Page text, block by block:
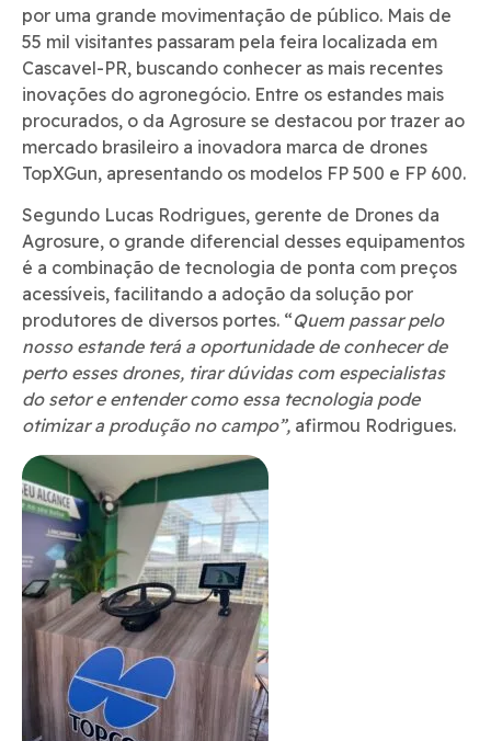
por uma grande movimentação de público. Mais de
55 mil visitantes passaram pela feira localizada em
Cascavel-PR, buscando conhecer as mais recentes
inovações do agronegócio. Entre os estandes mais
procurados, o da Agrosure se destacou por trazer ao
mercado brasileiro a inovadora marca de drones
TopXGun, apresentando os modelos FP 500 e FP 600.
Segundo Lucas Rodrigues, gerente de Drones da
Agrosure, o grande diferencial desses equipamentos
é a combinação de tecnologia de ponta com preços
acessíveis, facilitando a adoção da solução por
produtores de diversos portes. “Quem passar pelo
nosso estande terá a oportunidade de conhecer de
perto esses drones, tirar dúvidas com especialistas
do setor e entender como essa tecnologia pode
otimizar a produção no campo”, afirmou Rodrigues.